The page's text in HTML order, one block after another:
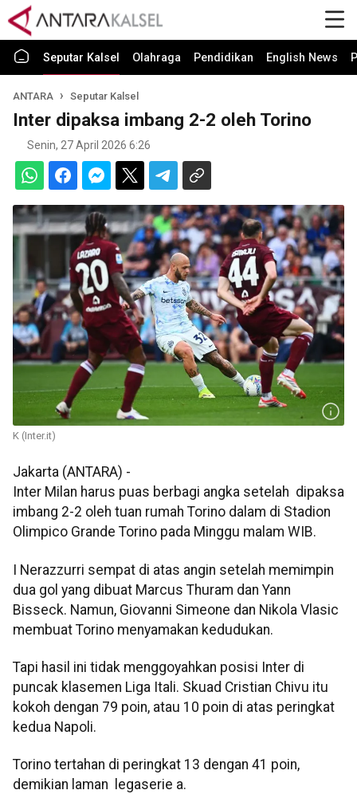
Seputar Kalsel Olahraga Pendidikan English News
ANTARA Seputar Kalsel
Inter dipaksa imbang 2-2 oleh Torino
Senin, 27 April 2026 6:26
K (Inter.it)
Jakarta (ANTARA) -
Inter Milan harus puas berbagi angka setelah dipaksa
imbang 2-2 oleh tuan rumah Torino dalam di Stadion
Olimpico Grande Torino pada Minggu malam WIB.
I Nerazzurri sempat di atas angin setelah memimpin
dua gol yang dibuat Marcus Thuram dan Yann
Bisseck. Namun, Giovanni Simeone dan Nikola Vlasic
membuat Torino menyamakan kedudukan.
Tapi hasil ini tidak menggoyahkan posisi Inter di
puncak klasemen Liga Itali. Skuad Cristian Chivu itu
kokoh dengan 79 poin, atau 10 poin di atas peringkat
kedua Napoli.
Torino tertahan di peringkat 13 dengan 41 poin,
demikian laman legaserie a.